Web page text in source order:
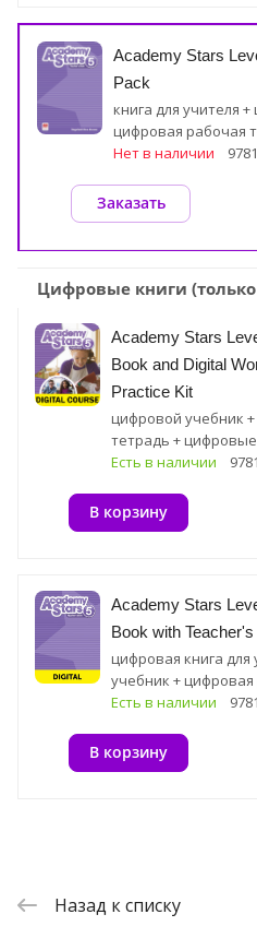
Academy Stars
Pack
книга для учителя
цифровая рабочая
ресурсные
Нет в наличии
Заказать
Цифровые книги
Academy Stars
Book and Digital
Practice Kit
цифровой учебник
тетрадь +
цифровые
Есть в наличии
В корзину
Academy Stars
Book with
цифровая книга для
учебник +
цифровые
Есть в наличии
В корзину
Назад к списку